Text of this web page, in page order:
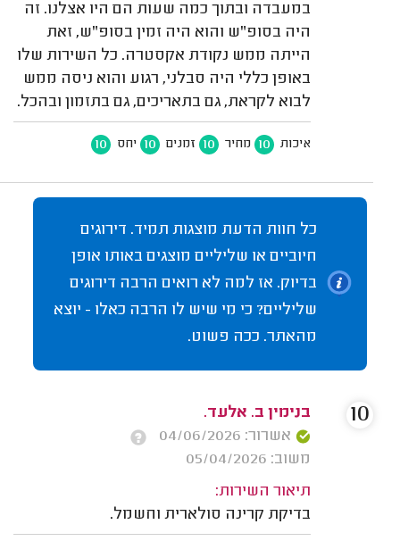
במעבדה ובתוך כמה שעות הם היו אצלנו. זה
היה בסופ"ש והוא היה זמין בסופ"ש, זאת
הייתה ממש נקודת אקסטרה. כל השירות שלו
באופן כללי היה סבלני, רגוע והוא ניסה ממש
לבוא לקראת, גם בתאריכים, גם בתזמון ובהכל.
איכות 10 מחיר 10 זמנים 10 יחס 10
כל חוות הדעת מוצגות תמיד. דירוגים
חיוביים או שליליים מוצגים באותו אופן
בדיוק. אז למה לא רואים הרבה דירוגים
שליליים? כי מי שיש לו הרבה כאלו - יוצא
מהאתר. ככה פשוט.
בנימין ב. אלעד.
אשרור: 04/06/2026
משוב: 05/04/2026
תיאור השירות:
בדיקת קרינה סולארית וחשמל.
10